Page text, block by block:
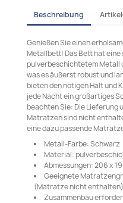
Beschreibung
Genießen Sie einen
Metallbett! Das Bett hat
pulverbeschichtetem Metall
was es äußerst robust und
bieten den nötigen Halt und
jede Nacht ein großartiges
beachten Sie: Die Lieferung
Matratzen sind nicht
eine dazu passende
Metall-Farbe: Schwarz
Material:
Abmessungen: 206 x
Geeignete
(Matratze nicht enthalten)
Zusammenbau